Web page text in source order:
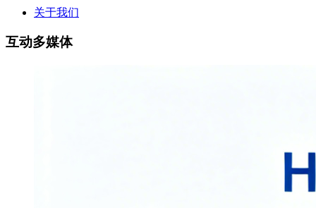
关于我们
互动多媒体